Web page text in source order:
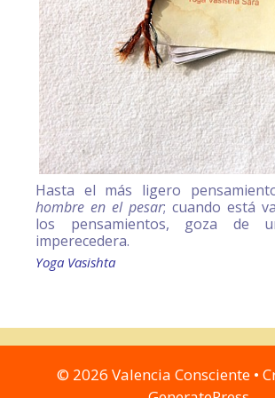
Hasta el más ligero
hombre en el pesar; cuando está
los pensamientos, goza de
imperecedera.
Yoga Vasishta
© 2026 Valencia Consciente•